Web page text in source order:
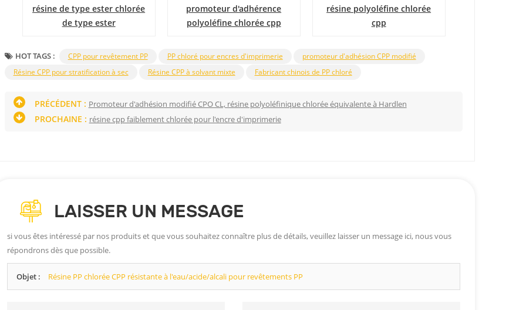
résine de type ester chlorée
de type ester
promoteur d'adhérence
polyoléfine chlorée cpp
résine polyoléfine chlorée
cpp
HOT TAGS : CPP pour revêtement PP PP chloré pour encres d'imprimerie
promoteur d'adhésion CPP modifié
Résine CPP pour stratification à sec
Résine CPP à solvant mixte Fabricant chinois de PP chloré
PRÉCÉDENT : Promoteur d'adhésion modifié CPO CL, résine polyoléfinique chlorée équivalente à Hardlen
PROCHAINE : résine cpp faiblement chlorée pour l'encre d'imprimerie
LAISSER UN MESSAGE
si vous êtes intéressé par nos produits et que vous souhaitez connaître plus de détails, veuillez laisser un message ici, nous vous
répondrons dès que possible.
Objet : Résine PP chlorée CPP résistante à l'eau/acide/alcali pour revêtements PP